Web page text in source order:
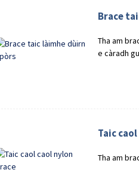
Brace
Tha am
e càradh
Taic
Tha am